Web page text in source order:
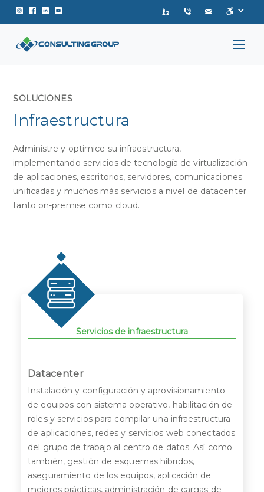
Instagram de Consulting Group
Facebook de Consulting Group
Linkedin de Consulting Group
Youtube de Consulting Group
SOLUCIONES
Infraestructura
Administre y optimice su infraestructura,
implementando servicios de tecnología de virtualización
de aplicaciones, escritorios, servidores, comunicaciones
unificadas y muchos más servicios a nivel de datacenter
tanto on-premise como cloud.
Servicios de infraestructura
Datacenter
Instalación y configuración y aprovisionamiento
de equipos con sistema operativo, habilitación de
roles y servicios para compilar una infraestructura
de aplicaciones, redes y servicios web conectados
del grupo de trabajo al centro de datos. Así como
también, gestión de esquemas híbridos,
aseguramiento de los equipos, aplicación de
mejores prácticas, administración de cargas de